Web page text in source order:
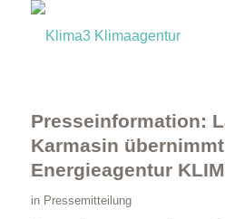
Presseinformation:
Karmasin
Energieagentur
in Pressemitteilung